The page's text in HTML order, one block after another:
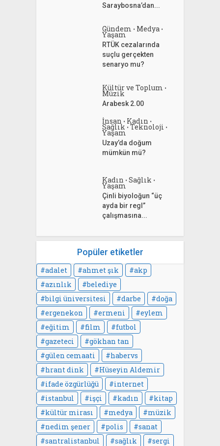
Saraybosna’dan...
Gündem • Medya •
Yaşam
RTÜK cezalarında
suçlu gerçekten
senaryo mu?
Kültür ve Toplum •
Müzik
Arabesk 2.00
İnsan • Kadın •
Sağlık • Teknoloji •
Yaşam
Uzay’da doğum
mümkün mü?
Kadın • Sağlık •
Yaşam
Çinli biyoloğun “üç
ayda bir regl”
çalışmasına...
Popüler etiketler
adalet ahmet şık
akp
azınlık
belediye
bilgi üniversitesi
darbe
doğa
ergenekon
ermeni
eylem
eğitim
film
futbol
gazeteci
gökhan tan
gülen cemaati
habervs
hrant dink
Hüseyin Aldemir
ifade özgürlüğü
internet
istanbul
işçi kadın
kitap
kültür mirası
medya
müzik
nedim şener
polis
sanat
santralistanbul
sağlık
sergi